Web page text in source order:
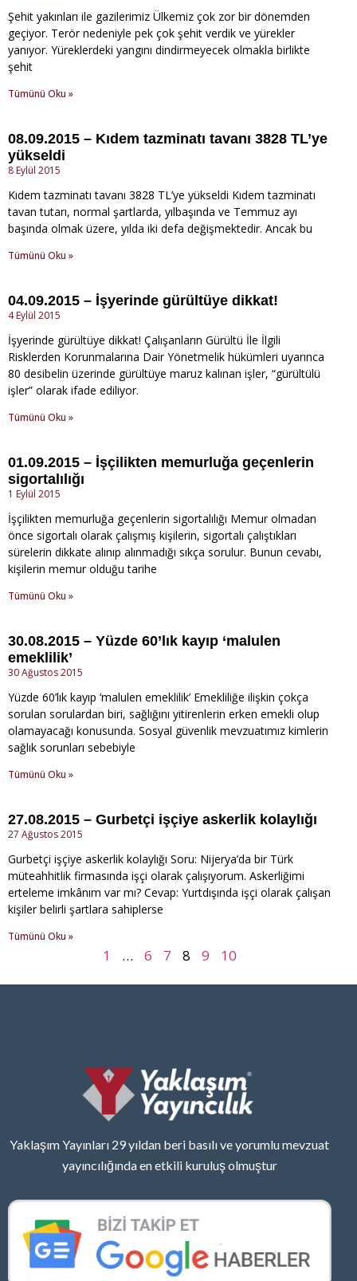
Şehit yakınları ile gazilerimiz Ülkemiz çok zor bir dönemden
geçiyor. Terör nedeniyle pek çok şehit verdik ve yürekler
yanıyor. Yüreklerdeki yangını dindirmeyecek olmakla birlikte
şehit
Tümünü Oku »
08.09.2015 – Kıdem tazminatı tavanı 3828 TL’ye
yükseldi
8 Eylül 2015
Kıdem tazminatı tavanı 3828 TL’ye yükseldi Kıdem tazminatı
tavan tutarı, normal şartlarda, yılbaşında ve Temmuz ayı
başında olmak üzere, yılda iki defa değişmektedir. Ancak bu
Tümünü Oku »
04.09.2015 – İşyerinde gürültüye dikkat!
4 Eylül 2015
İşyerinde gürültüye dikkat! Çalışanların Gürültü İle İlgili
Risklerden Korunmalarına Dair Yönetmelik hükümleri uyarınca
80 desibelin üzerinde gürültüye maruz kalınan işler, “gürültülü
işler” olarak ifade ediliyor.
Tümünü Oku »
01.09.2015 – İşçilikten memurluğa geçenlerin
sigortalılığı
1 Eylül 2015
İşçilikten memurluğa geçenlerin sigortalılığı Memur olmadan
önce sigortalı olarak çalışmış kişilerin, sigortalı çalıştıkları
sürelerin dikkate alınıp alınmadığı sıkça sorulur. Bunun cevabı,
kişilerin memur olduğu tarihe
Tümünü Oku »
30.08.2015 – Yüzde 60’lık kayıp ‘malulen
emeklilik’
30 Ağustos 2015
Yüzde 60’lık kayıp ‘malulen emeklilik’ Emekliliğe ilişkin çokça
sorulan sorulardan biri, sağlığını yitirenlerin erken emekli olup
olamayacağı konusunda. Sosyal güvenlik mevzuatımız kimlerin
sağlık sorunları sebebiyle
Tümünü Oku »
27.08.2015 – Gurbetçi işçiye askerlik kolaylığı
27 Ağustos 2015
Gurbetçi işçiye askerlik kolaylığı Soru: Nijerya’da bir Türk
müteahhitlik firmasında işçi olarak çalışıyorum. Askerliğimi
erteleme imkânım var mı? Cevap: Yurtdışında işçi olarak çalışan
kişiler belirli şartlara sahiplerse
Tümünü Oku »
1 … 6 7 8 9 10
Yaklaşım Yayınları 29 yıldan beri basılı ve yorumlu mevzuat
yayıncılığında en etkili kuruluş olmuştur